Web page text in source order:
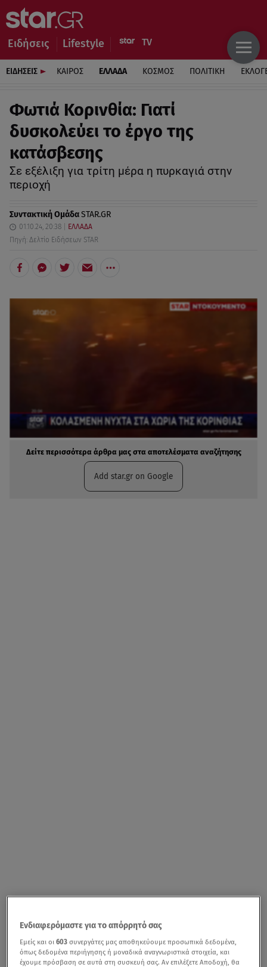
Ειδήσεις Lifestyle
ΕΙΔΗΣΕΙΣ ΚΑΙΡΟΣ ΕΛΛΑΔΑ ΚΟΣΜΟΣ ΠΟΛΙΤΙΚΗ
Φωτιά Κορινθία: Γιατί
δυσκολεύει το έργο της
κατάσβεσης
Σε εξέλιξη για τρίτη μέρα η πυρκαγιά στην
περιοχή
Συντακτική ΟμάδαSTAR.GR
01.10.24, 20:38
ΕΛΛΑΔΑ
Πηγή: Δελτίο Ειδήσεων STAR
Δείτε περισσότερα άρθρα μας στα αποτελέσματα αναζήτησης
Add star.gr on Google
Ενδιαφερόμαστε για το απόρρητό σας
Εμείς και οι603 συνεργάτες μας αποθηκεύουμε προσωπικά δεδομένα,
όπως δεδομένα περιήγησης ή μοναδικά αναγνωριστικά στοιχεία, και
έχουμε πρόσβαση σε αυτά στη συσκευή σας. Αν επιλέξετε Αποδοχή, θα